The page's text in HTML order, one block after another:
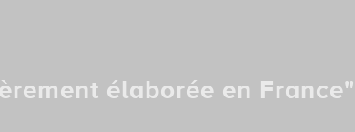
élaborée en France"